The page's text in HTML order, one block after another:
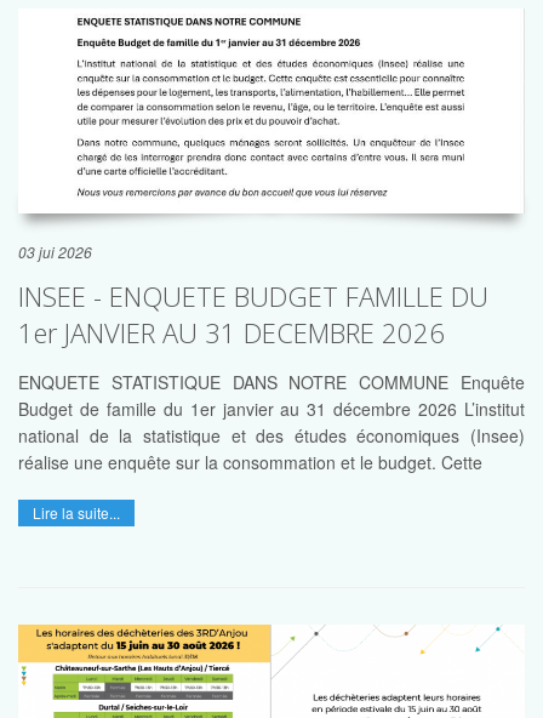
03 jui 2026
INSEE - ENQUETE BUDGET FAMILLE DU
1er JANVIER AU 31 DECEMBRE 2026
ENQUETE STATISTIQUE DANS NOTRE COMMUNE Enquête
Budget de famille du 1er janvier au 31 décembre 2026 L’institut
national de la statistique et des études économiques (Insee)
réalise une enquête sur la consommation et le budget. Cette
Lire la suite...